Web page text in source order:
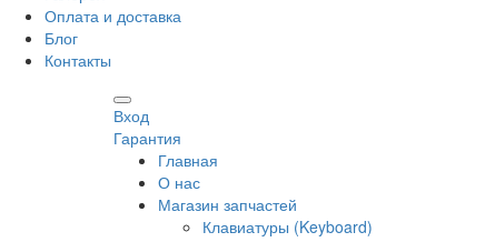
Оплата и доставка
Блог
Контакты
Вход
Гарантия
Главная
О нас
Магазин запчастей
Клавиатуры (Keyboard)